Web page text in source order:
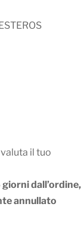
il tuo
dall’ordine,
annullato